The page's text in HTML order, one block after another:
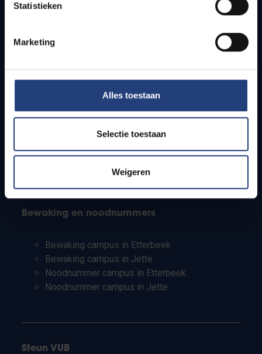
Statistieken
Marketing
Alles toestaan
Selectie toestaan
Weigeren
Bereikbaarheid
Studenten
PhD-studenten
Leerkrachten en secundaire scholen
Bewaking en noodnummers
Bewaking campus in Etterbeek
Bewaking campus in Jette
Noodnummer campus in Etterbeek
Noodnummer campus in Jette
Steun VUB